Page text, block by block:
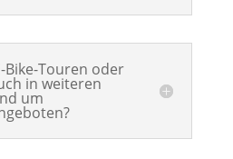
Bike-Touren oder
in weiteren
um